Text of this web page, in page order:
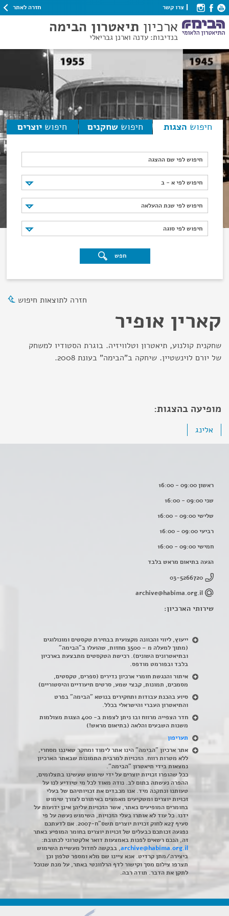
צרו קשר חזרה לאתר
ארכיון תיאטרון הבימה
בנדיבות: עדנה וארנן גבריאלי
חיפוש הצגות חיפוש שחקנים חיפוש יוצרים
חיפוש לפי שם ההצגה
חיפוש לפי א - ב
חיפוש לפי א - ב
חיפוש לפי שנת ההעלאה
חיפוש לפי שנת ההעלאה
חיפוש לפי סוגה
חיפוש לפי סוגה
חפש
חזרה לתוצאות חיפוש
קארין אופיר
שחקנית קולנוע, תיאטרון וטלוויזיה. בוגרת הסטודיו למשחק
של יורם לוינשטיין. שיחקה ב"הבימה" בעונת 2008.
מופיעה בהצגות:
אלינג
ראשון 09:00 - 16:00
שני 09:00 - 16:00
שלישי 09:00 - 16:00
רביעי 09:00 - 16:00
חמישי 09:00 - 16:00
הגעה בתיאום מראש בלבד
03-5266720
archive@habima.org.il
שירותי הארכיון:
ייעוץ, ליווי והכוונה מקצועית בבחירת טקסטים ומונולוגים
(מתוך למעלה מ – 3500 מחזות, שהועלו ב"הבימה"
ובתיאטרונים השונים). רכישת הטקסטים מתבצעת בארכיון
בלבד ובפורמט מודפס.
איתור והנגשת חומרי ארכיון נדירים (ספרים, טקסטים,
מסמכים, תמונות, קבצי שמע, סרטים תיעודיים והיסטוריים)
סיוע בהכנת עבודות ותחקירים בנושא "הבימה" בפרט
והתיאטרון העברי והישראלי בכלל.
חדר הצפייה מרווח ובו ניתן לצפות ב- 400 הצגות מצולמות
משנות השבעים והלאה (בתיאום מראש!)
תעריפון
אתר ארכיון "הבימה" הינו אתר לימוד ומחקר שאיננו מסחרי,
ללא מטרות רווח. הזכויות למרבית התמונות שבאתר הארכיון
נמצאות בידי תיאטרון "הבימה".
ככל שהופרו זכויות יוצרים על ידי שימוש שעשינו בתצלומים,
ההפרה נעשתה בתום לב. נודה מאוד לכל מי שיודיע לנו על
טעותנו ונתקנה מיד. אנו מכבדים את זכויותיהם של בעלי
זכויות יוצרים ומשקיעים מאמצים באיתורם לצורך שימוש
בחומרים המופיעים באתר, אשר הזכויות עליהן אינן ידועות על
ידנו. כל עוד לא אותרו בעלי הזכויות, השימוש נעשה על פי
סעיף 27א לחוק זכויות יוצרים תשס"ח-2007. אם לדעתכם
נפגעה זכותכם כבעלים של זכויות יוצרים בחומר המופיע באתר
זה, הנכם רשאים לפנות באמצעות דואר אלקטרוני לכתובת:
archive@habima.org.il, בבקשה לחדול מעשיית השימוש
ביצירה/מתן קרדיט. אנא ציינו שם מלא ומספר טלפון וכן
תצרפו צילום מסך וקישור לדף הרלוונטי באתר, על מנת שנוכל
לתקן את הדבר. תודה רבה.